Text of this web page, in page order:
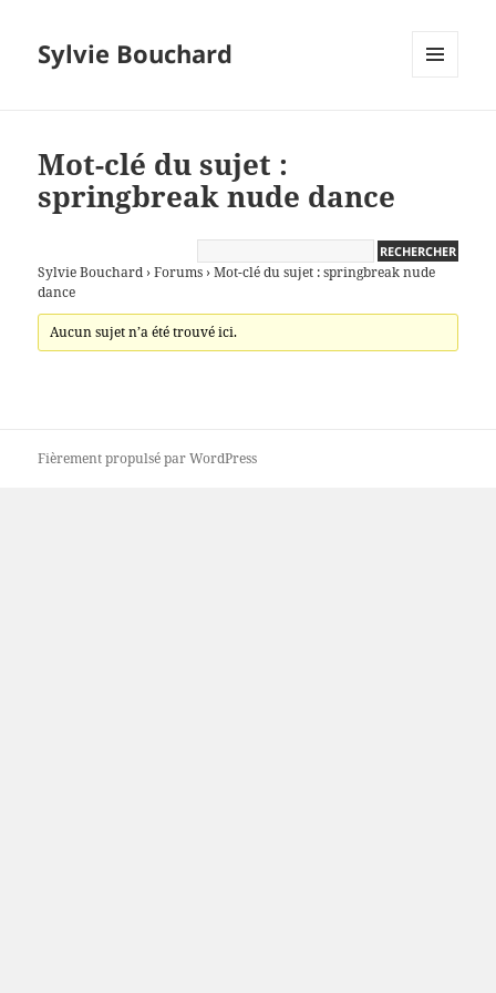
Sylvie Bouchard
Mot-clé du sujet :
springbreak nude dance
Sylvie Bouchard › Forums › Mot-clé du sujet : springbreak nude
dance
Aucun sujet n’a été trouvé ici.
Fièrement propulsé par WordPress